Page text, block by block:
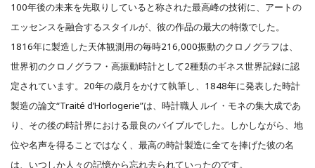
100年後の未来を先取りしていると称された最高峰の技術に、アートの
エッセンスを融合するスタイルが、彼の作品の最大の特徴でした。
1816年に製造した天体観測用の毎時216,000振動のクロノグラフは、
世界初のクロノグラフ・高振動時計として2種類のギネス世界記録に認
定されています。20年の歳月をかけて執筆し、1848年に発表した時計
製造の論文“Traité d’Horlogerie”は、時計職人 ルイ・モネの集大成であ
り、その後の時計界における最良のバイブルでした。しかしながら、地
位や名声を得ることではなく、最高の時計製造に全てを捧げた彼の名
は、いつしか人々の記憶から忘れ去られていったのです。